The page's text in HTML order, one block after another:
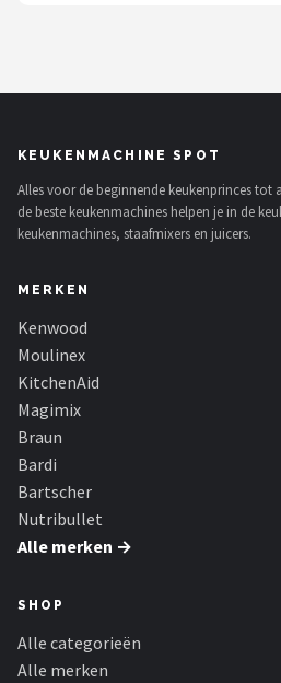
Bartscher
Nutribullet
KitchenBrothers
Philips
Alle merken →
KEUKENMACHINE SPOT
Alles voor de beginnende keukenprinces tot
de beste keukenmachines helpen je in de
keukenmachines, staafmixers en juicers.
MERKEN
Kenwood
Moulinex
KitchenAid
Magimix
Braun
Bardi
Bartscher
Nutribullet
Alle merken →
SHOP
Alle categorieën
Alle merken